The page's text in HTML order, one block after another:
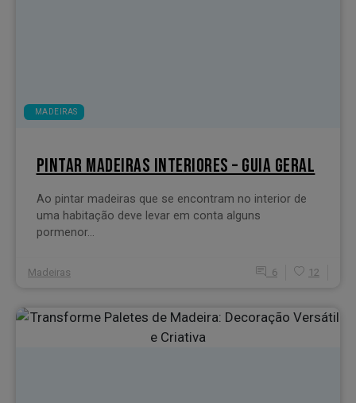
MADEIRAS
PINTAR MADEIRAS INTERIORES – GUIA GERAL
Ao pintar madeiras que se encontram no interior de
uma habitação deve levar em conta alguns
pormenor...
Madeiras 6 12